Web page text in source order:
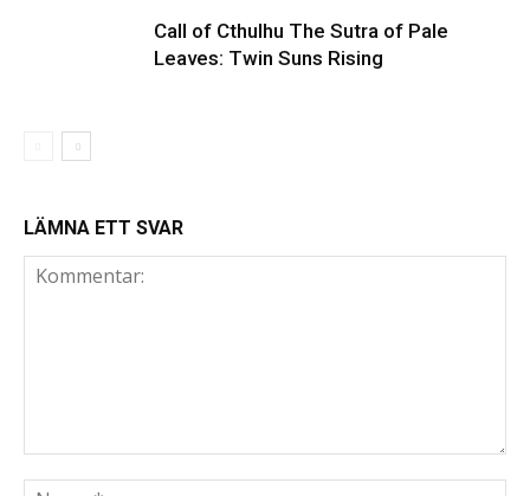
Call of Cthulhu The Sutra of Pale
Leaves: Twin Suns Rising
LÄMNA ETT SVAR